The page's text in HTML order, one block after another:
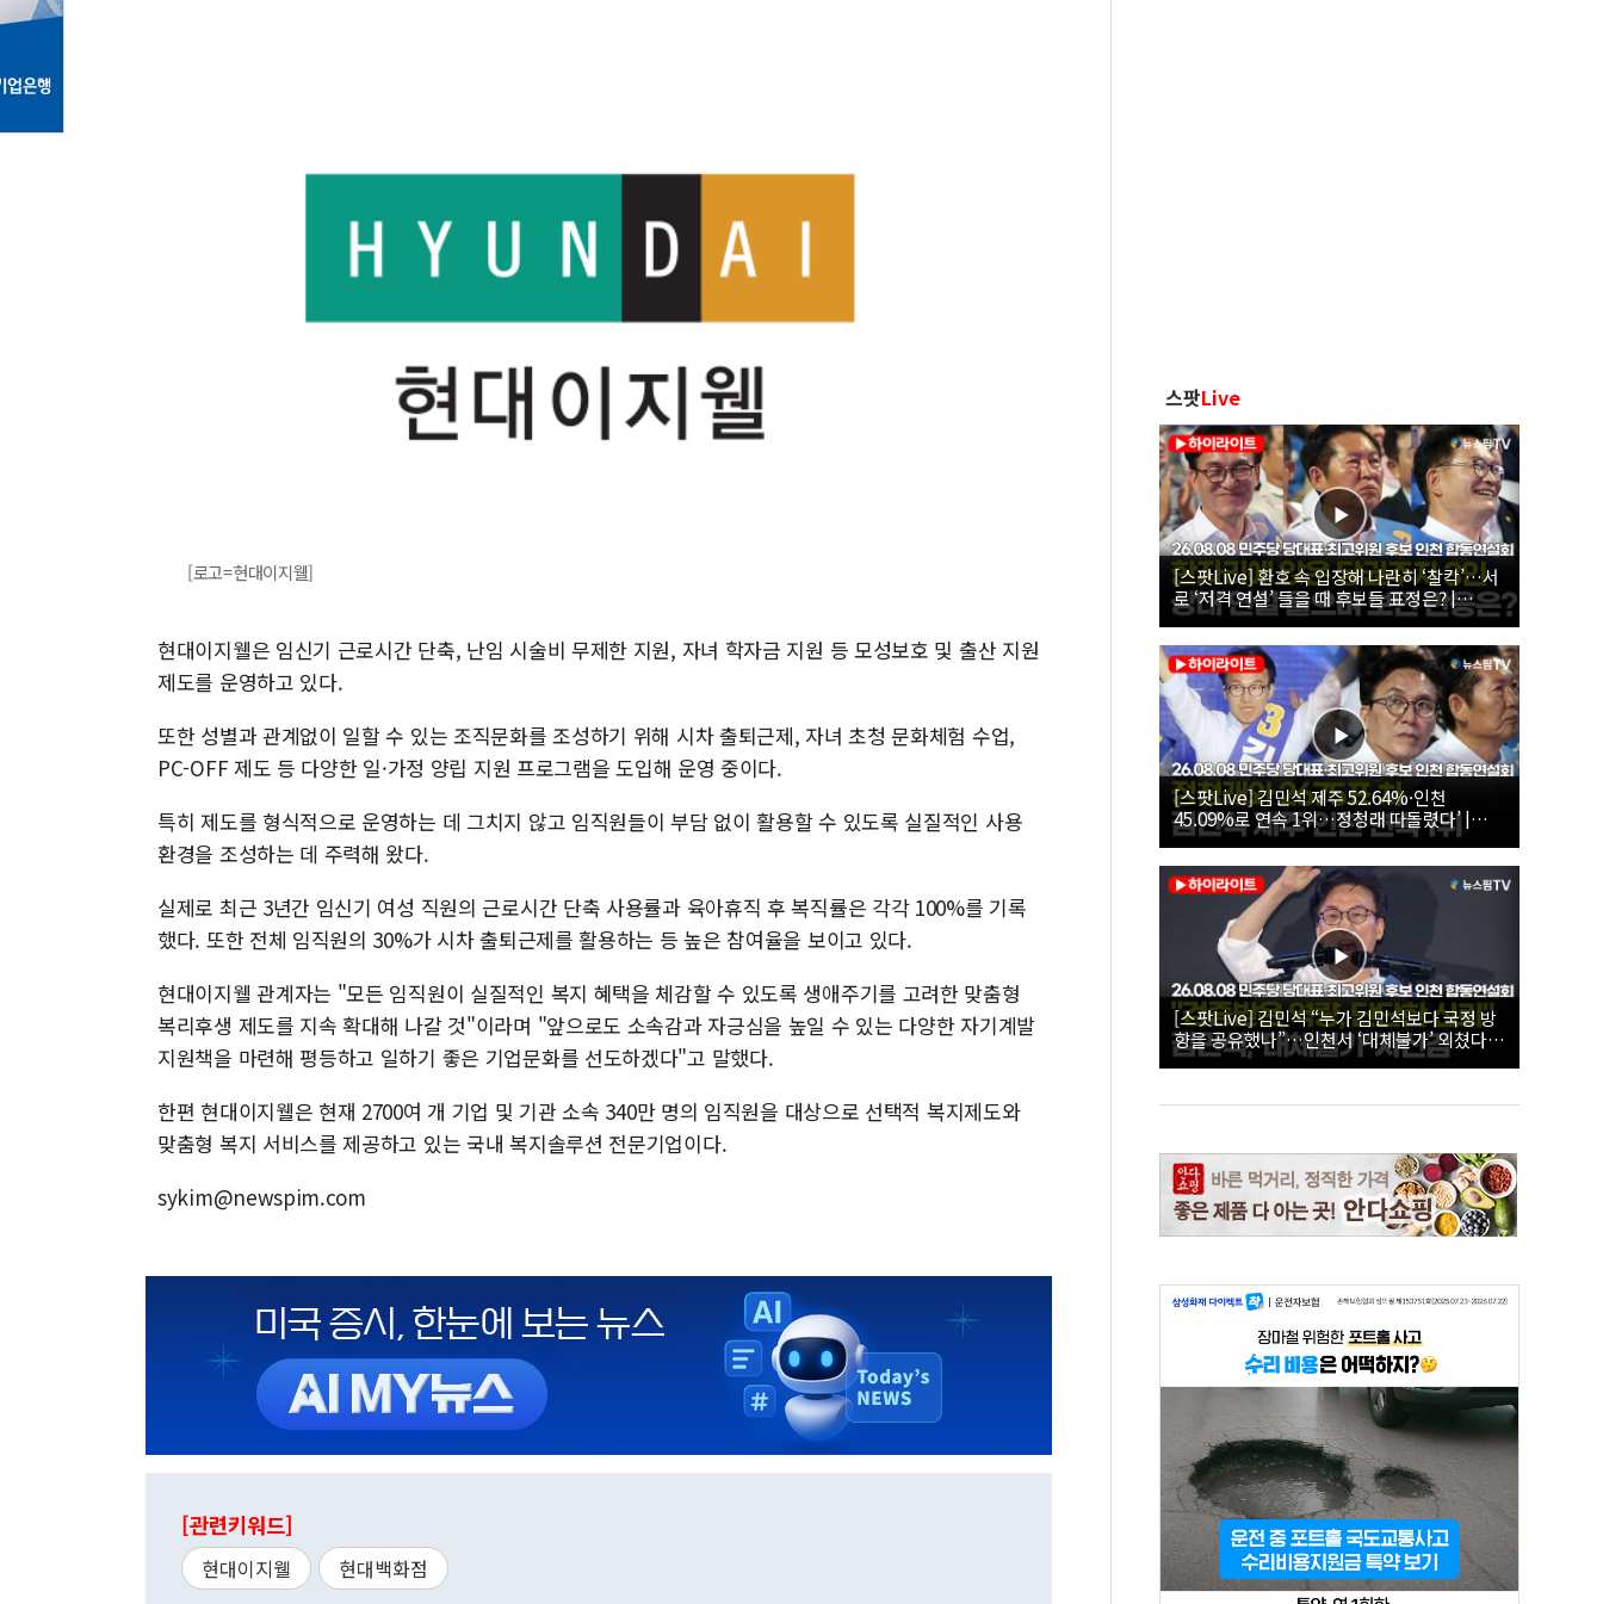
[로고=현대이지웰]
현대이지웰은 임신기 근로시간 단축, 난임 시술비 무제한 지원, 자녀 학자금 지원 등 모성보호 및 출산 지원
제도를 운영하고 있다.
또한 성별과 관계없이 일할 수 있는 조직문화를 조성하기 위해 시차 출퇴근제, 자녀 초청 문화체험 수업,
PC-OFF 제도 등 다양한 일·가정 양립 지원 프로그램을 도입해 운영 중이다.
특히 제도를 형식적으로 운영하는 데 그치지 않고 임직원들이 부담 없이 활용할 수 있도록 실질적인 사용
환경을 조성하는 데 주력해 왔다.
실제로 최근 3년간 임신기 여성 직원의 근로시간 단축 사용률과 육아휴직 후 복직률은 각각 100%를 기록
했다. 또한 전체 임직원의 30%가 시차 출퇴근제를 활용하는 등 높은 참여율을 보이고 있다.
현대이지웰 관계자는 "모든 임직원이 실질적인 복지 혜택을 체감할 수 있도록 생애주기를 고려한 맞춤형
복리후생 제도를 지속 확대해 나갈 것"이라며 "앞으로도 소속감과 자긍심을 높일 수 있는 다양한 자기계발
지원책을 마련해 평등하고 일하기 좋은 기업문화를 선도하겠다"고 말했다.
한편 현대이지웰은 현재 2700여 개 기업 및 기관 소속 340만 명의 임직원을 대상으로 선택적 복지제도와
맞춤형 복지 서비스를 제공하고 있는 국내 복지솔루션 전문기업이다.
sykim@newspim.com
[관련키워드]
현대이지웰 현대백화점
스팟Live
[스팟Live] 환호 속 입장해 나란히 ‘찰칵’…서
로 ‘저격 연설’ 들을 때 후보들 표정은? |
26.08.08 더불어민주당 당대표·최고위원 후
보 인천 합동연설회
[스팟Live] 김민석 제주 52.64%·인천
45.09%로 연속 1위…정청래 따돌렸다’ |
26.08.08 더불어민주당 당대표·최고위원 후
보 인천 합동연설회
[스팟Live] 김민석 “누가 김민석보다 국정 방
향을 공유했나”…인천서 ‘대체불가’ 외쳤다 |
26.08.08 더불어민주당 당대표·최고위원 후